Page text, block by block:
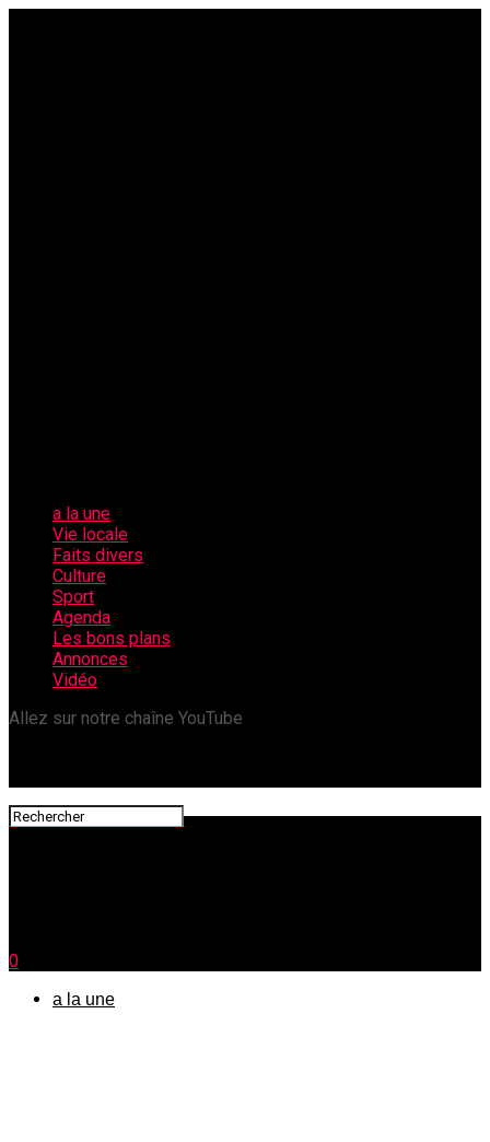
a la une
Vie locale
Faits divers
Culture
Sport
Agenda
Les bons plans
Annonces
Vidéo
Allez sur notre chaîne YouTube
0
a la une